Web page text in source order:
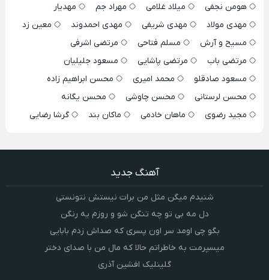
هومن نجفی
میلاد غلامی مهراد جم
مهدیار
مهدی مولاد
مهدی شریفی مهدی احمدوند
معین زد
مسیح و آرش
مسلم فتاحی
مرتضی اشرفی
مرتضی باب
مرتضی پاشایی
مسعود جلیلیان
مسعود صادقلو
محمد امیری
محسن ابراهیم زاده
محسن لرستانی
محسن چاوشی
محسن یگانه
مجید رضوی
ماهان خادمی ماکان بند گرشا رضایی
آهنگ جدید
شنیدم میگن مثل من برات نیستش نتونستی
دل مه بی تو چه تنگن شو و روزم یه رنگن
بگو چی اومد سر اون پسری که صداش زدم بابایی
میسپرمت به خاطراتم حالا که مال من با صدای دختر
گلینلیک افشین آذری